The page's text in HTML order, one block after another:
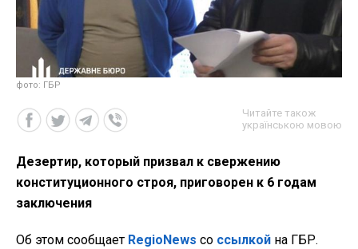
фото: ГБР
Читайте також
українською мовою
Дезертир, который призвал к свержению
конституционного строя, приговорен к 6 годам
заключения
Об этом сообщает RegioNews со ссылкой на ГБР.